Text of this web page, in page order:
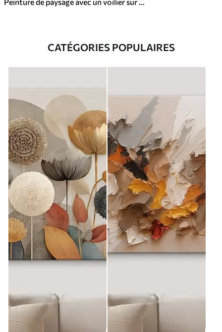
CATÉGORIES POPULAIRES